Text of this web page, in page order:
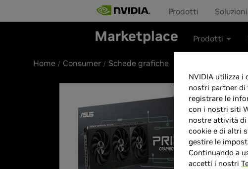
Prodotti Soluzioni
Marketplace Prodotti
Home Consumer Schede grafiche
NVIDIA utilizza i
nostri partner di
registrare le
con i nostri siti
nostre attività di
cookie e di altri
gestire le
Continuando a
accetti i nostri